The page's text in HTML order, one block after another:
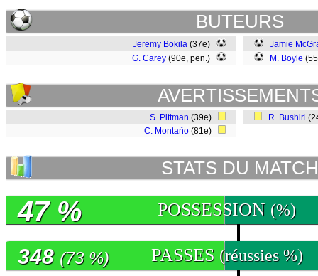
BUTEURS
Jeremy Bokila (37e)
G. Carey (90e, pen.)
Jamie
M. Boyle
S. Pittman (39e)
C. Montaño (81e)
R. Bushiri
STATS DU MATCH
POSSESSION (%)
47 %
PASSES (réussies %)
348 (73 %)